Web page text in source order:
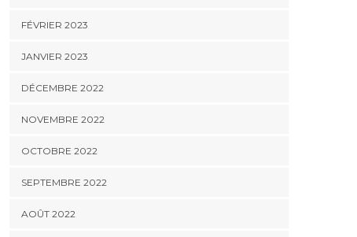
FÉVRIER 2023
JANVIER 2023
DÉCEMBRE 2022
NOVEMBRE 2022
OCTOBRE 2022
SEPTEMBRE 2022
AOÛT 2022